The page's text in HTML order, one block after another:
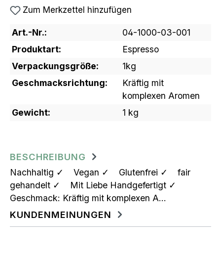
Zum Merkzettel hinzufügen
Art.-Nr.:
04-1000-03-001
Produktart:
Espresso
Verpackungsgröße:
1kg
Geschmacksrichtung:
Kräftig mit
komplexen Aromen
Gewicht:
1 kg
BESCHREIBUNG
Nachhaltig ✓ Vegan ✓ Glutenfrei ✓ fair
gehandelt ✓ Mit Liebe Handgefertigt ✓
Geschmack: Kräftig mit komplexen A…
KUNDENMEINUNGEN